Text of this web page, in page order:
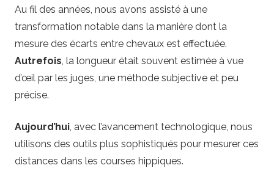
Au fil des années, nous avons assisté à une
transformation notable dans la manière dont la
mesure des écarts entre chevaux est effectuée.
Autrefois, la longueur était souvent estimée à vue
d’œil par les juges, une méthode subjective et peu
précise.
Aujourd’hui, avec l’avancement technologique, nous
utilisons des outils plus sophistiqués pour mesurer ces
distances dans les courses hippiques.